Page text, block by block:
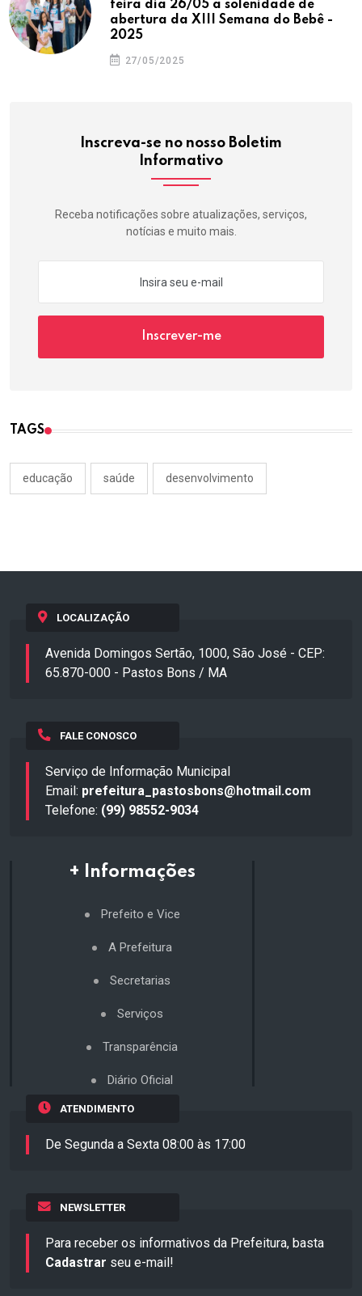
feira dia 26/05 a solenidade de
abertura da XIII Semana do Bebê -
2025
27/05/2025
Inscreva-se no nosso Boletim
Informativo
Receba notificações sobre atualizações, serviços,
notícias e muito mais.
Inscrever-me
TAGS
educação saúde desenvolvimento
LOCALIZAÇÃO
Avenida Domingos Sertão, 1000, São José - CEP:
65.870-000 - Pastos Bons / MA
FALE CONOSCO
Serviço de Informação Municipal
Email: prefeitura_pastosbons@hotmail.com
Telefone: (99) 98552-9034
+ Informações
Prefeito e Vice
A Prefeitura
Secretarias
Serviços
Transparência
Diário Oficial
ATENDIMENTO
De Segunda a Sexta 08:00 às 17:00
NEWSLETTER
Para receber os informativos da Prefeitura, basta
Cadastrar seu e-mail!